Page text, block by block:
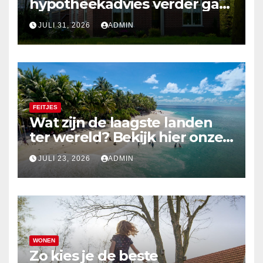
hypotheekadvies verder gaat
dan alleen cijfers
JULI 31, 2026 ADMIN
FEITJES
Wat zijn de laagste landen
ter wereld? Bekijk hier onze
top 10
JULI 23, 2026 ADMIN
WONEN
Zo kies je de beste